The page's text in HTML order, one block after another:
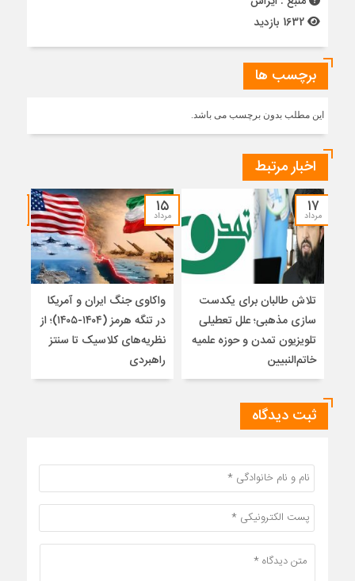
برچسب ها
این مطلب بدون برچسب می باشد.
اخبار مرتبط
۱۷
مرداد
تلاش طالبان برای یکدست
سازی مذهبی؛ علل تعطیلی
تلویزیون تمدن و حوزه علمیه
خاتم‌النبیین
۱۵
مرداد
واکاوی جنگ ایران و آمریکا
در تنگه هرمز (۱۴۰۴-۱۴۰۵)؛ از
نظریه‌های کلاسیک تا سنتز
راهبردی
ثبت دیدگاه